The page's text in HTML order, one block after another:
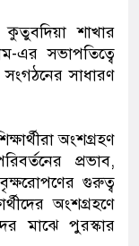
শাখার
এর সভাপতিত্বে
সাধারণ
অংশগ্রহণ
প্রভাব,
গুরুত্ব
অংশগ্রহণে
মাঝে পুরস্কার